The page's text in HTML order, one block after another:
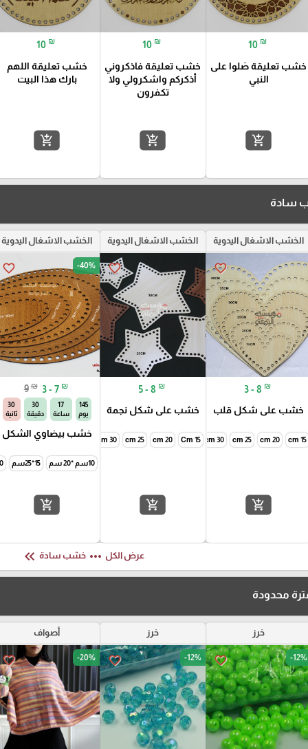
10 ₪
خشب تعليقة صَلوا على
النبي
add_shopping_cart
10 ₪
خشب تعليقة فاذكروني
أذكركم واشكرولي ولا
تكفرون
add_shopping_cart
10 ₪
خشب تعليقة اللهم
بارك هذا البيت
add_shopping_cart
سادة
الخشب الاشغال اليدوية
favorite_border
3 - 8 ₪
خشب على شكل قلب
15 cm
20 cm
25 cm
30 cm
35cm
40cm 30 سم 35 سم
add_shopping_cart
الخشب الاشغال اليدوية
favorite_border
5 - 8 ₪
خشب على شكل نجمة
Cm 15
20 cm
25 cm
30 cm 20 سم
add_shopping_cart
الخشب الاشغال اليدوية
favorite_border -40%
9 ₪ 3 - 7 ₪
145
يوم
17
ساعة
30
دقيقة
29
ثانية
خشب بيضاوي الشكل
10سم *20 سم 15*25سم
add_shopping_cart
عرض الكل more_horiz خشب سادة keyboard_double_arrow_left
محدودة
خرز
favorite_border -12%
خرز
favorite_border -12%
أصواف
favorite_border -20%